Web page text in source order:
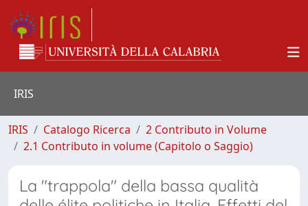
IRIS
IRIS Catalogo Ricerca
2 Contributo in Volume
2.1 Contributo in volume (Capitolo o Saggio)
La "trappola" della bassa qualità